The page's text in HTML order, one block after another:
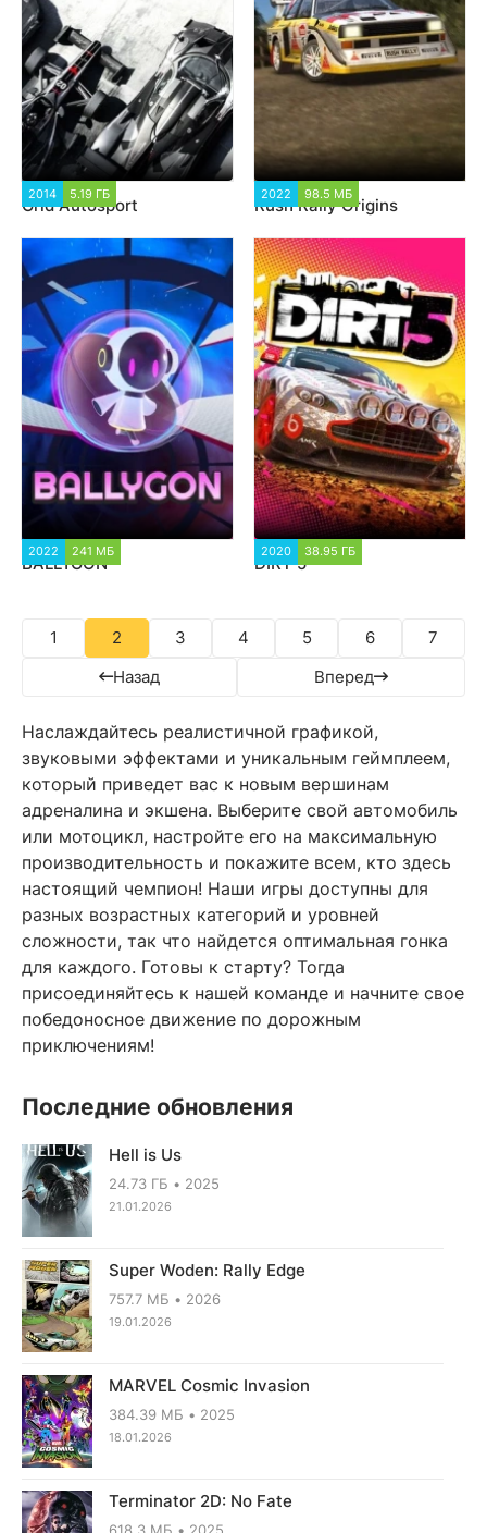
2014 5.19 ГБ
Grid Autosport
2022 98.5 МБ
Rush Rally Origins
2022 241 МБ
BALLYGON
2020 38.95 ГБ
DIRT 5
Назад
1 2 3 4 5 6
7
Вперед
Наслаждайтесь реалистичной графикой,
звуковыми эффектами и уникальным геймплеем,
который приведет вас к новым вершинам
адреналина и экшена. Выберите свой автомобиль
или мотоцикл, настройте его на максимальную
производительность и покажите всем, кто здесь
настоящий чемпион! Наши игры доступны для
разных возрастных категорий и уровней
сложности, так что найдется оптимальная гонка
для каждого. Готовы к старту? Тогда
присоединяйтесь к нашей команде и начните свое
победоносное движение по дорожным
приключениям!
Последние обновления
Hell is Us
24.73 ГБ 2025
21.01.2026
Super Woden: Rally Edge
757.7 МБ 2026
19.01.2026
MARVEL Cosmic Invasion
384.39 МБ 2025
18.01.2026
Terminator 2D: No Fate
618.3 МБ 2025